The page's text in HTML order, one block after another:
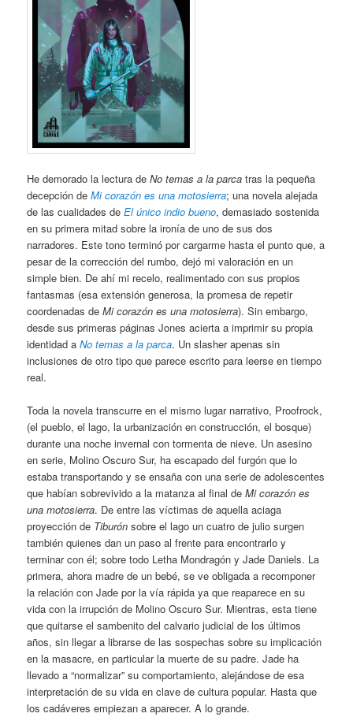
He demorado la lectura deNo temas a la parca tras la pequeña
decepción deMi corazón es una motosierra; una novela alejada
de las cualidades deEl único indio bueno, demasiado sostenida
en su primera mitad sobre la ironía de uno de sus dos
narradores. Este tono terminó por cargarme hasta el punto que, a
pesar de la corrección del rumbo, dejó mi valoración en un
simple bien. De ahí mi recelo, realimentado con sus propios
fantasmas (esa extensión generosa, la promesa de repetir
coordenadas deMi corazón es una motosierra). Sin embargo,
desde sus primeras páginas Jones acierta a imprimir su propia
identidad aNo temas a la parca. Un slasher apenas sin
inclusiones de otro tipo que parece escrito para leerse en tiempo
real.
Toda la novela transcurre en el mismo lugar narrativo, Proofrock,
(el pueblo, el lago, la urbanización en construcción, el bosque)
durante una noche invernal con tormenta de nieve. Un asesino
en serie, Molino Oscuro Sur, ha escapado del furgón que lo
estaba transportando y se ensaña con una serie de adolescentes
que habían sobrevivido a la matanza al final deMi corazón es
una motosierra. De entre las víctimas de aquella aciaga
proyección de Tiburón sobre el lago un cuatro de julio surgen
también quienes dan un paso al frente para encontrarlo y
terminar con él; sobre todo Letha Mondragón y Jade Daniels. La
primera, ahora madre de un bebé, se ve obligada a recomponer
la relación con Jade por la vía rápida ya que reaparece en su
vida con la irrupción de Molino Oscuro Sur. Mientras, esta tiene
que quitarse el sambenito del calvario judicial de los últimos
años, sin llegar a librarse de las sospechas sobre su implicación
en la masacre, en particular la muerte de su padre. Jade ha
llevado a “normalizar” su comportamiento, alejándose de esa
interpretación de su vida en clave de cultura popular. Hasta que
los cadáveres empiezan a aparecer. A lo grande.